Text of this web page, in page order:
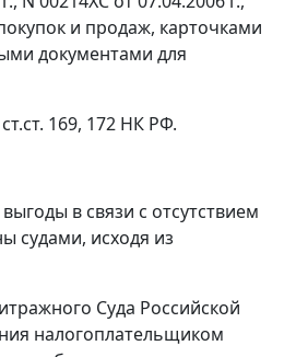
и продаж, карточками
документами для
ст.ст. 169, 172 НК РФ.
в связи с отсутствием
судами, исходя из
Суда Российской
налогоплательщиком